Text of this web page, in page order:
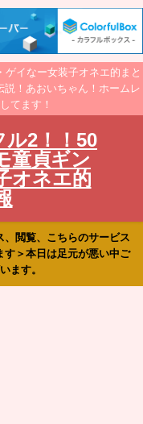
イなー女装子オネエ的まと
！あおいちゃん！ホームレ
てます！
ル2！！50
童貞ギン
オネエ的
閲覧、こちらのサービス
す＞本日は足元が悪い中ご
ます。